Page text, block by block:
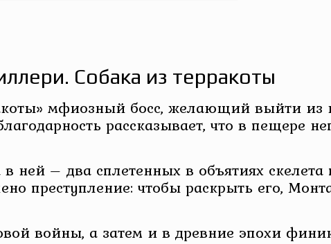
Собака из терракоты
мфиозный босс, желающий выйти из
рассказывает, что в пещере
ней – два сплетенных в объятиях
преступление: чтобы раскрыть его,
войны, а затем и в древние эпохи